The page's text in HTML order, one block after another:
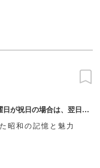
2026/06/13(土) ～ 09/06(日) 休館日は火曜日（火曜日が祝日の場合は、翌日）、8月12日。
昭和の記憶と魅力